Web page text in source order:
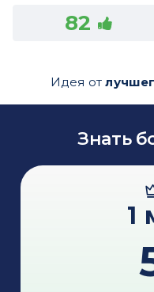
82
Идея от
Знать
1